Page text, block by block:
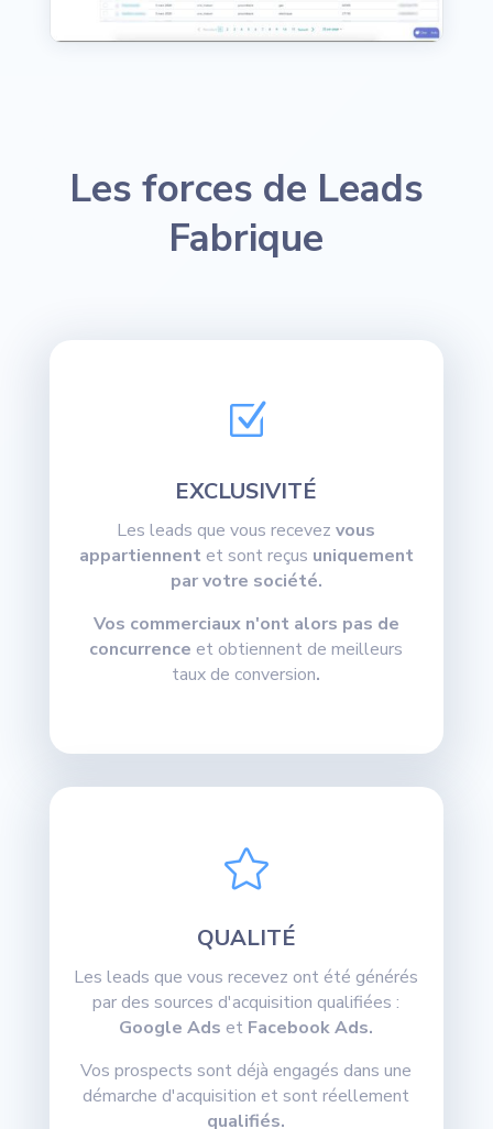
Les forces de Leads
Fabrique
Z
EXCLUSIVITÉ
Les leads que vous recevezvous
appartiennent et sont reçus uniquement
par votre société.
Vos commerciaux n'ont alors pas de
concurrence et obtiennent de meilleurs
taux de conversion.

QUALITÉ
Les leads que vous recevez ont été générés
par des sources d'acquisition qualifiées :
Google Ads et Facebook Ads.
Vos prospects sont déjà engagés dans une
démarche d'acquisition et sont réellement
qualifiés.